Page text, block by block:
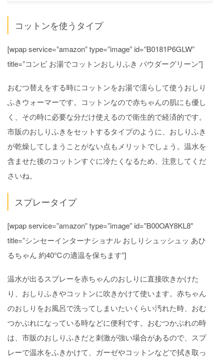
コットンを使うタイプ
[wpap service=”amazon” type=”image” id=”B0181P6GLW”
title=”コンビ お湯でコットンおしりふき パウダーグリーン”]
おむつ替えをする時にコットンをお湯で濡らして使うおしり
ふきウォーマーです。コットンなので赤ちゃんの肌にも優し
く、その時に必要な分だけ使えるので衛生的で経済的です。
市販のおしりふきをセットするタイプのように、おしりふき
が乾燥してしまうことがない点もメリットでしょう。温水を
含ませた後のコットンすぐに冷たくなるため、注意してくだ
さいね。
スプレータイプ
[wpap service=”amazon” type=”image” id=”B00OAY8KL8″
title=”シンセーインターナショナル おしりシュッシュッ あひ
るちゃん 約40℃の適温を保ちます”]
温水が出るスプレーを赤ちゃんのおしりに直接吹きかけた
り、おしりふきやコットンに吹きかけて使います。赤ちゃん
のおしりをお風呂で洗ってしまいたいくらい汚れた時、おむ
つかぶれになっている時などに便利です。おむつかぶれの時
は、市販のおしりふきだと刺激が強い場合があるので、スプ
レーで温水をふきかけて、ガーゼやコットンなどで拭き取っ